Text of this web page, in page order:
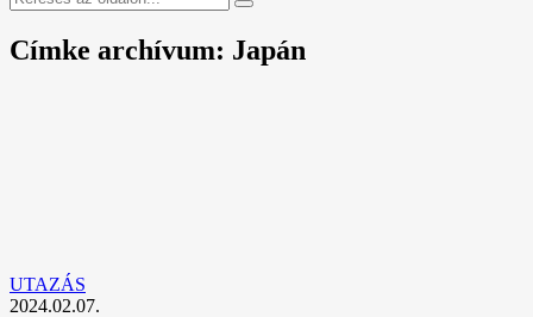
Címke archívum: Japán
UTAZÁS
2024.02.07.